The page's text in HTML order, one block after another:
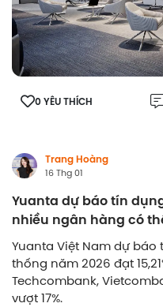
0 YÊU THÍCH
Trang Hoàng
16 Thg 01
Yuanta dự báo tín
nhiều ngân hàng có
Yuanta Việt Nam dự
thống năm 2026 đạt
Techcombank,
vượt 17%.